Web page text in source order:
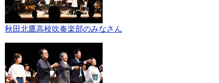
秋田北鷹高校吹奏楽部のみなさん